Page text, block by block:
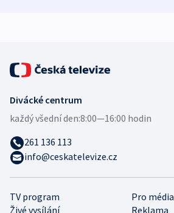
TV program
Pro média
Živé vysílání
Reklama
Divácké centrum
každý všední den:8:00—16:00 hodin
261 136 113
info@ceskatelevize.cz